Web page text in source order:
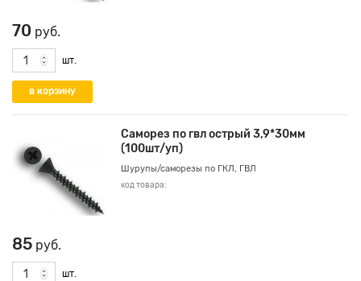
70 руб.
шт.
Саморез по гвл острый 3,9*30мм
(100шт/уп)
Шурупы/саморезы по ГКЛ, ГВЛ
код товара:
85 руб.
шт.